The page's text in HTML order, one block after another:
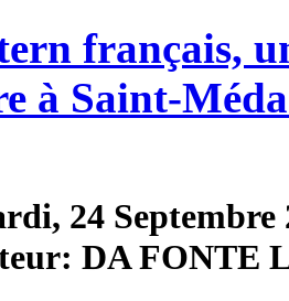
français,
à Saint-
24 Septembre
DA FONTE